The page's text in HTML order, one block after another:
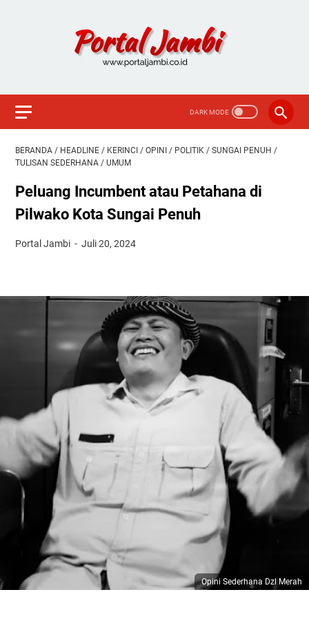
BERANDA / HEADLINE / KERINCI / OPINI / POLITIK / SUNGAI PENUH /
TULISAN SEDERHANA / UMUM
Peluang Incumbent atau Petahana di
Pilwako Kota Sungai Penuh
Portal Jambi Juli 20, 2024
Opini Sederhana Dzl Merah